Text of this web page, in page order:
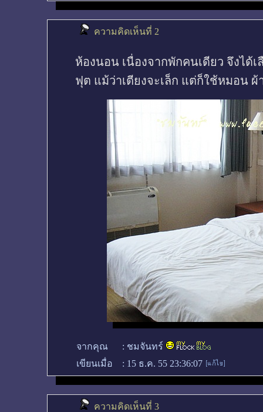
ความคิดเห็นที่ 2
ห้องนอน เนื่องจากพักคนเดียว จึงได้
ฟุต แม้ว่าเตียงจะเล็ก แต่ก็ใช้หมอน
จากคุณ : ชมจันทร์
เขียนเมื่อ
: 15 ธ.ค. 55 23:36:07
ความคิดเห็นที่ 3